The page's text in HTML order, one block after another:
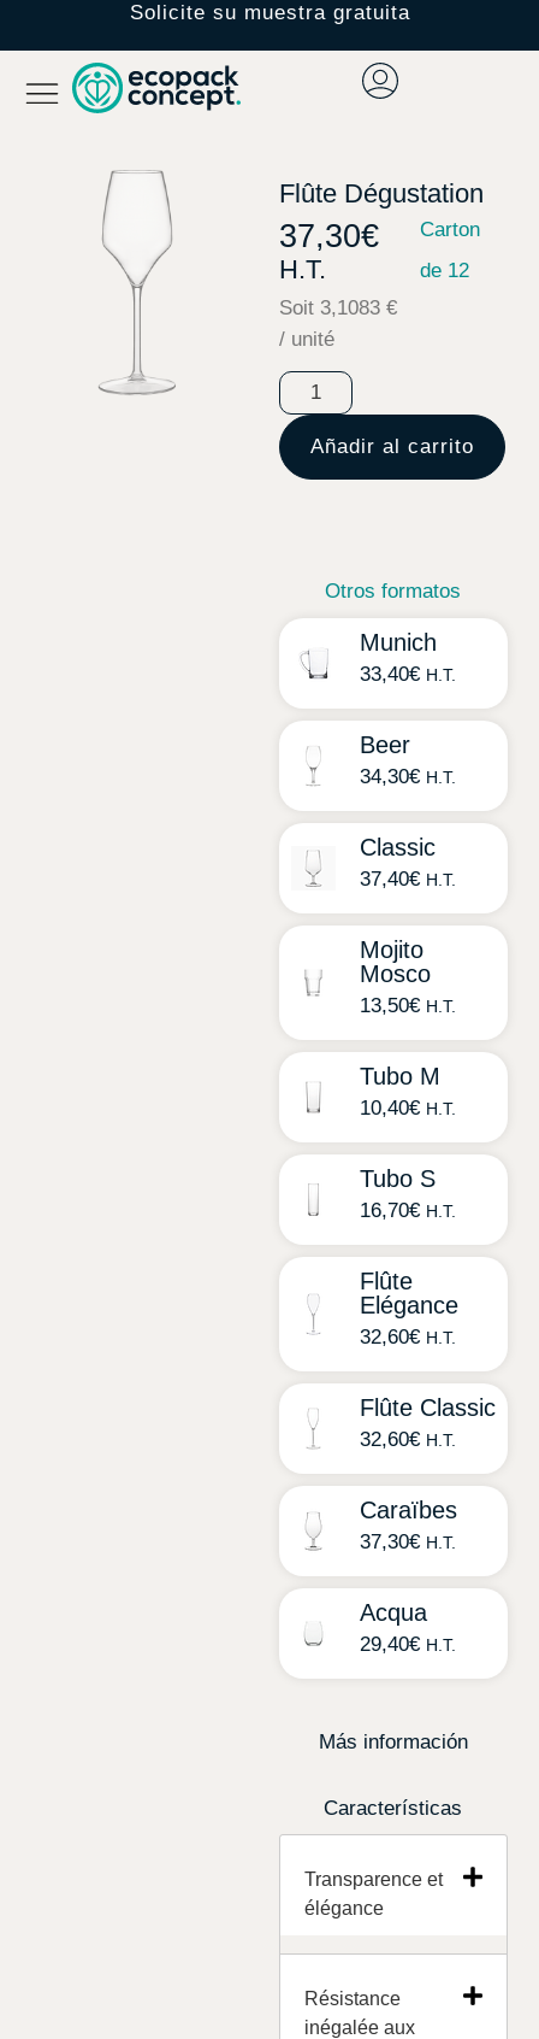
Solicite su muestra gratuita
Flûte Dégustation
37,30€
H.T.
Soit 3,1083 €
/ unité
Carton
de 12
Añadir al carrito
Otros formatos
Más información
Características
Munich
33,40€ H.T.
Beer
34,30€ H.T.
Classic
37,40€ H.T.
Mojito
Mosco
13,50€ H.T.
Tubo M
10,40€ H.T.
Tubo S
16,70€ H.T.
Flûte
Elégance
32,60€ H.T.
Flûte Classic
32,60€ H.T.
Caraïbes
37,30€ H.T.
Acqua
29,40€ H.T.
Transparence et
élégance
Résistance
inégalée aux